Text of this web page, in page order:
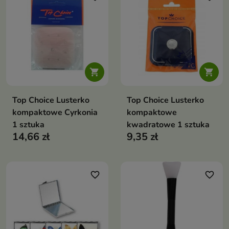

Top Choice Lusterko
kompaktowe Cyrkonia
1 sztuka
14,66 zł

Top Choice Lusterko
kompaktowe
kwadratowe 1 sztuka
9,35 zł
favorite_border favorite_border